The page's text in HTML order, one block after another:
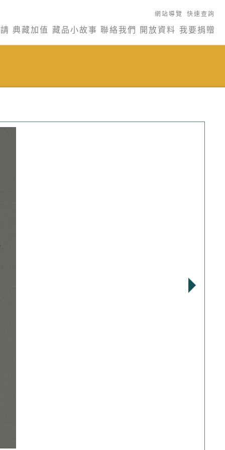
網站導覽 快速查詢
典藏加值 藏品小故事 聯絡我們 開放資料 我要捐贈